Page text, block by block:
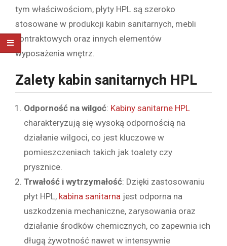
tym właściwościom, płyty HPL są szeroko
stosowane w produkcji kabin sanitarnych, mebli
kontraktowych oraz innych elementów
wyposażenia wnętrz.
Zalety kabin sanitarnych HPL
Odporność na wilgoć: Kabiny sanitarne HPL
charakteryzują się wysoką odpornością na
działanie wilgoci, co jest kluczowe w
pomieszczeniach takich jak toalety czy
prysznice.
Trwałość i wytrzymałość: Dzięki zastosowaniu
płyt HPL, kabina sanitarna jest odporna na
uszkodzenia mechaniczne, zarysowania oraz
działanie środków chemicznych, co zapewnia ich
długą żywotność nawet w intensywnie